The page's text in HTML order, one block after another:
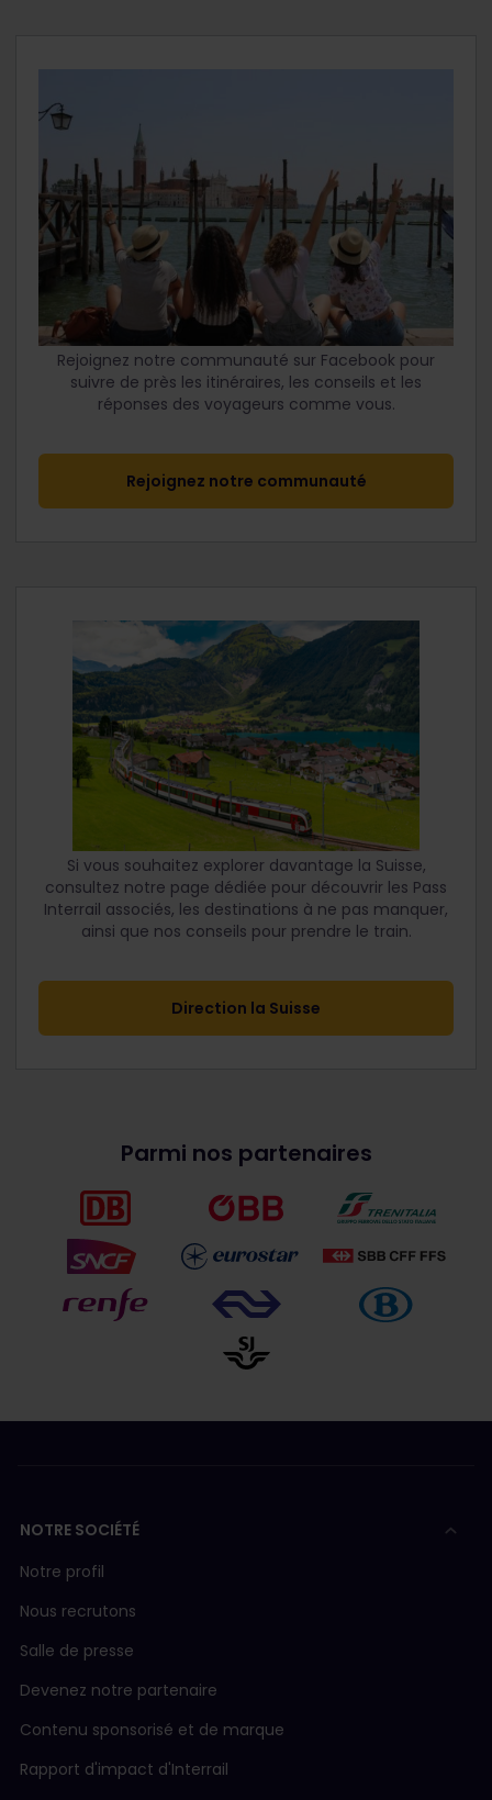
Rejoignez notre communauté sur Facebook pour
suivre de près les itinéraires, les conseils et les
réponses des voyageurs comme vous.
Rejoignez notre communauté
Si vous souhaitez explorer davantage la Suisse,
consultez notre page dédiée pour découvrir les Pass
Interrail associés, les destinations à ne pas manquer,
ainsi que nos conseils pour prendre le train.
Direction la Suisse
Parmi nos partenaires
NOTRE SOCIÉTÉ
Notre profil
Nous recrutons
Salle de presse
Devenez notre partenaire
Contenu sponsorisé et de marque
Rapport d'impact d'Interrail